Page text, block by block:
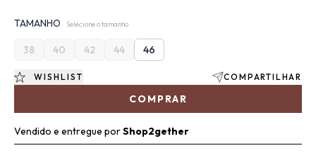
TAMANHO Selecione o tamanho
38 40 42 44 46
COMPRAR
WISHLIST COMPARTILHAR
Vendido e entregue porShop2gether